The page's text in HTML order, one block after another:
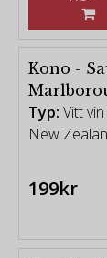
Kono -
Typ: Vitt
New
199kr